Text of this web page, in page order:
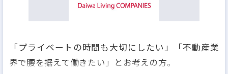
「プライベートの時間も大切にしたい」「不動産業
界で腰を据えて働きたい」とお考えの方。